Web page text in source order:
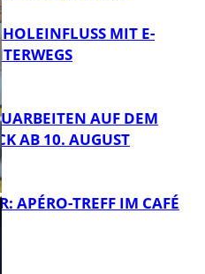
MIT E-
AUF DEM B
AB 10. AUGUST
APÉRO-TREFF IM CAFÉ